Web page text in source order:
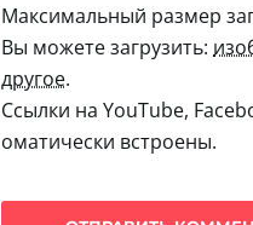
Максимальный размер
Вы можете загрузить:
другое.
Ссылки на YouTube,
оматически встроены.